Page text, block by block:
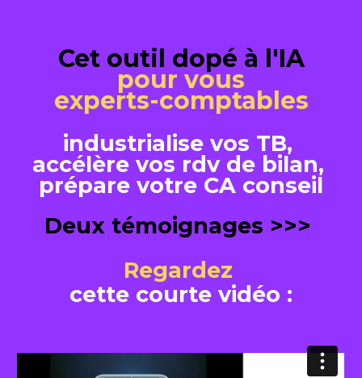
Cet outil dopé à l'IA
pour vous
experts-comptables
industrialise vos TB,
accélère vos rdv de bilan,
prépare votre CA conseil
Deux témoignages >>>
Regardez
cette courte vidéo :